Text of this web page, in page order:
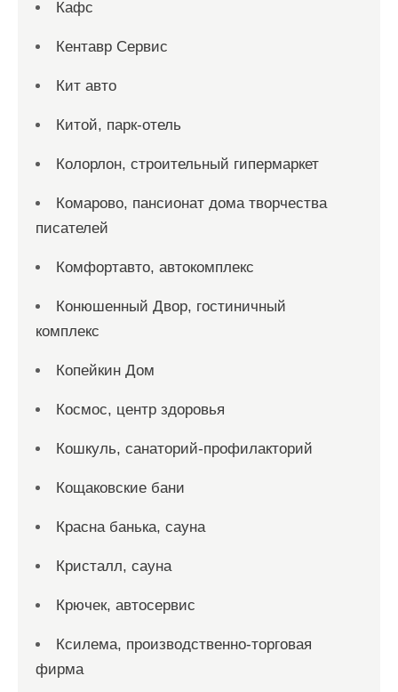
Кафс
Кентавр Сервис
Кит авто
Китой, парк-отель
Колорлон, строительный гипермаркет
Комарово, пансионат дома творчества
писателей
Комфортавто, автокомплекс
Конюшенный Двор, гостиничный
комплекс
Копейкин Дом
Космос, центр здоровья
Кошкуль, санаторий-профилакторий
Кощаковские бани
Красна банька, сауна
Кристалл, сауна
Крючек, автосервис
Ксилема, производственно-торговая
фирма